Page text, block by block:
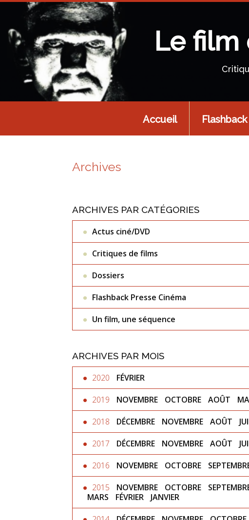
Le film
Accueil
Archives
ARCHIVES PAR CATÉGORIES
Actus ciné/DVD
Critiques de films
Dossiers
Flashback Presse Cinéma
Un film, une séquence
ARCHIVES PAR MOIS
2020 FÉVRIER
2019 NOVEMBRE OCTOBRE AOÛT
2018 DÉCEMBRE NOVEMBRE AOÛT
2017 DÉCEMBRE NOVEMBRE AOÛT
2016 NOVEMBRE OCTOBRE
2015 NOVEMBRE OCTOBRE
MARS
FÉVRIER JANVIER